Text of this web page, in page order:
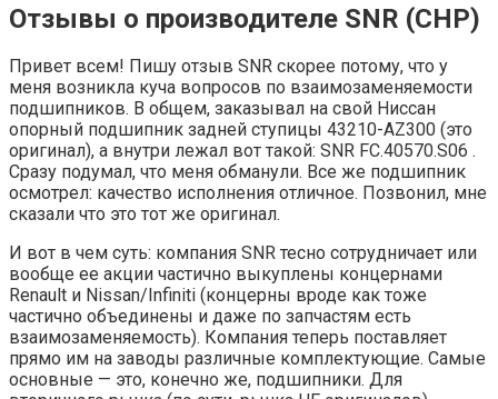
Отзывы о производителе SNR (СНР)
Привет всем! Пишу отзыв SNR скорее потому, что у
меня возникла куча вопросов по взаимозаменяемости
подшипников. В общем, заказывал на свой Ниссан
опорный подшипник задней ступицы 43210-AZ300 (это
оригинал), а внутри лежал вот такой: SNR FC.40570.S06 .
Сразу подумал, что меня обманули. Все же подшипник
осмотрел: качество исполнения отличное. Позвонил, мне
сказали что это тот же оригинал.
И вот в чем суть: компания SNR тесно сотрудничает или
вообще ее акции частично выкуплены концернами
Renault и Nissan/Infiniti (концерны вроде как тоже
частично объединены и даже по запчастям есть
взаимозаменяемость). Компания теперь поставляет
прямо им на заводы различные комплектующие. Самые
основные — это, конечно же, подшипники. Для